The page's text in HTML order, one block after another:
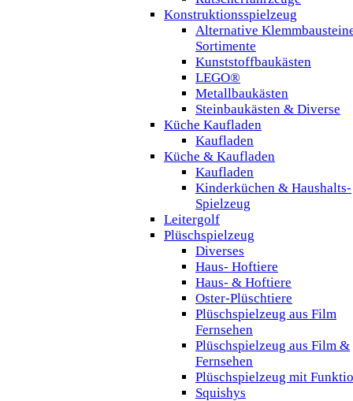
Konstruktionsspielzeug
Alternative
Sortimente
Kunststoffbaukästen
LEGO®
Metallbaukästen
Steinbaukästen & Diverse
Küche Kaufladen
Kaufladen
Küche & Kaufladen
Kaufladen
Kinderküchen & Haushalts-
Spielzeug
Leitergolf
Plüschspielzeug
Diverses
Haus- Hoftiere
Haus- & Hoftiere
Oster-Plüschtiere
Plüschspielzeug aus Film
Fernsehen
Plüschspielzeug aus Film &
Fernsehen
Plüschspielzeug mit
Squishys